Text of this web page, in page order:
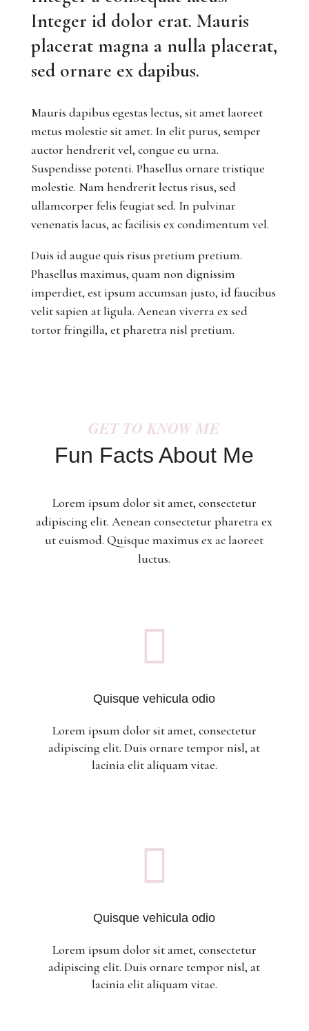
Integer id dolor erat. Mauris
placerat magna a nulla placerat,
sed ornare ex dapibus.
Mauris dapibus egestas lectus, sit amet laoreet
metus molestie sit amet. In elit purus, semper
auctor hendrerit vel, congue eu urna.
Suspendisse potenti. Phasellus ornare tristique
molestie. Nam hendrerit lectus risus, sed
ullamcorper felis feugiat sed. In pulvinar
venenatis lacus, ac facilisis ex condimentum vel.
Duis id augue quis risus pretium pretium.
Phasellus maximus, quam non dignissim
imperdiet, est ipsum accumsan justo, id faucibus
velit sapien at ligula. Aenean viverra ex sed
tortor fringilla, et pharetra nisl pretium.
GET TO KNOW ME
Fun Facts About Me
Lorem ipsum dolor sit amet, consectetur
adipiscing elit. Aenean consectetur pharetra ex
ut euismod. Quisque maximus ex ac laoreet
luctus.

Quisque vehicula odio
Lorem ipsum dolor sit amet, consectetur
adipiscing elit. Duis ornare tempor nisl, at
lacinia elit aliquam vitae.

Quisque vehicula odio
Lorem ipsum dolor sit amet, consectetur
adipiscing elit. Duis ornare tempor nisl, at
lacinia elit aliquam vitae.